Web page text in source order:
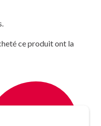
ce produit ont la